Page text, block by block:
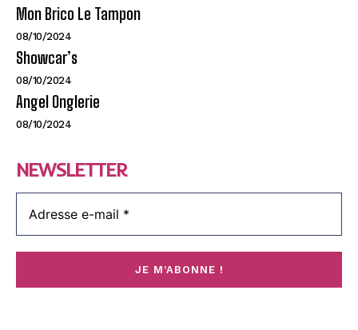
Mon Brico Le Tampon
08/10/2024
Showcar’s
08/10/2024
Angel Onglerie
08/10/2024
NEWSLETTER